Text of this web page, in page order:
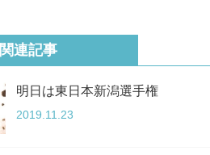
関連記事
明日は東日本新潟選手権
2019.11.23